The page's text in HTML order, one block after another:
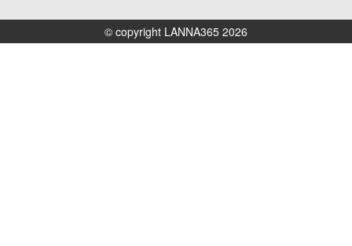
© copyright LANNA365 2026